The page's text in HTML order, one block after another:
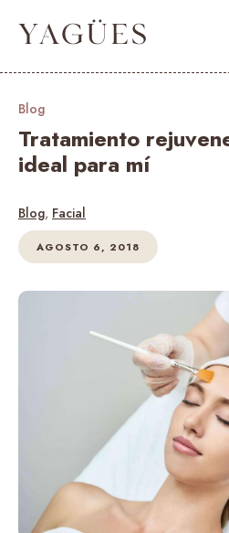
Blog
Tratamiento
ideal para mí
Blog, Facial
AGOSTO 6, 2018